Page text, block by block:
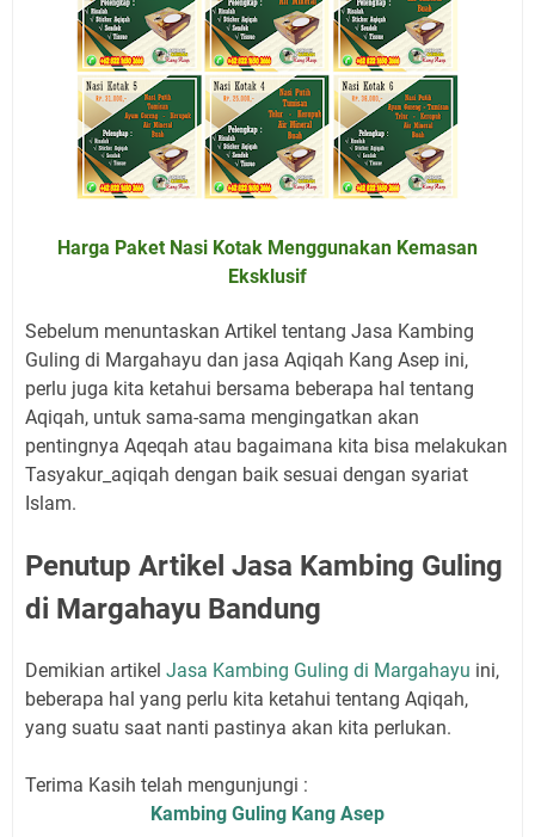
Harga Paket Nasi Kotak Menggunakan Kemasan
Eksklusif
Sebelum menuntaskan Artikel tentang Jasa Kambing
Guling di Margahayu dan jasa Aqiqah Kang Asep ini,
perlu juga kita ketahui bersama beberapa hal tentang
Aqiqah, untuk sama-sama mengingatkan akan
pentingnya Aqeqah atau bagaimana kita bisa melakukan
Tasyakur_aqiqah dengan baik sesuai dengan syariat
Islam.
Penutup Artikel Jasa Kambing Guling
di Margahayu Bandung
Demikian artikel Jasa Kambing Guling di Margahayu ini,
beberapa hal yang perlu kita ketahui tentang Aqiqah,
yang suatu saat nanti pastinya akan kita perlukan.
Terima Kasih telah mengunjungi :
Kambing Guling Kang Asep